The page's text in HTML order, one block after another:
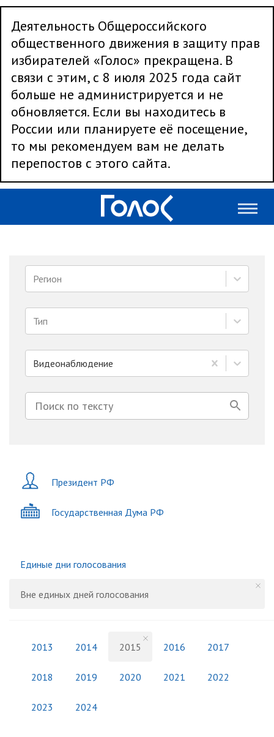
Деятельность Общероссийского
общественного движения в защиту прав
избирателей «Голос» прекращена. В
связи с этим, с 8 июля 2025 года сайт
больше не администрируется и не
обновляется. Если вы находитесь в
России или планируете её посещение,
то мы рекомендуем вам не делать
перепостов с этого сайта.
Регион
Тип
Видеонаблюдение
Президент РФ
Государственная Дума РФ
Единые дни голосования
Вне единых дней голосования
2013 2014 2015 2016 2017
2018 2019 2020 2021 2022
2023 2024